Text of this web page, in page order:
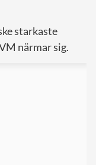
starkaste
närmar sig.